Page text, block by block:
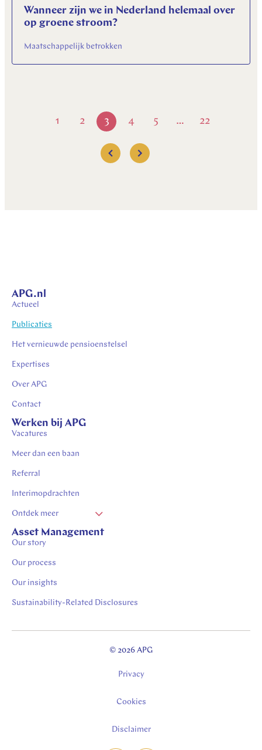
Wanneer zijn we in Nederland helemaal over
op groene stroom?
Maatschappelijk betrokken
1 2 3 4 5 … 22
APG.nl
Actueel
Publicaties
Het vernieuwde pensioenstelsel
Expertises
Over APG
Contact
Werken bij APG
Vacatures
Meer dan een baan
Referral
Interimopdrachten
Ontdek meer
Vacatures Zuid Limburg
Stages in Zuid-Limburg
Asset Management
Our story
Our process
Our insights
Sustainability-Related Disclosures
© 2026 APG
Privacy
Cookies
Disclaimer